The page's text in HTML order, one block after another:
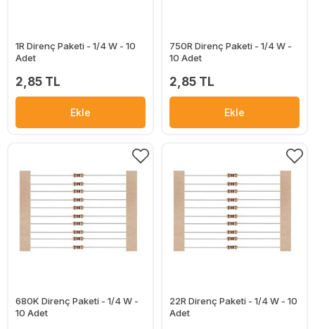
1R Direnç Paketi - 1/4 W - 10
Adet
2,85 TL
Ekle
750R Direnç Paketi - 1/4 W -
10 Adet
2,85 TL
Ekle
680K Direnç Paketi - 1/4 W -
10 Adet
22R Direnç Paketi - 1/4 W - 10
Adet